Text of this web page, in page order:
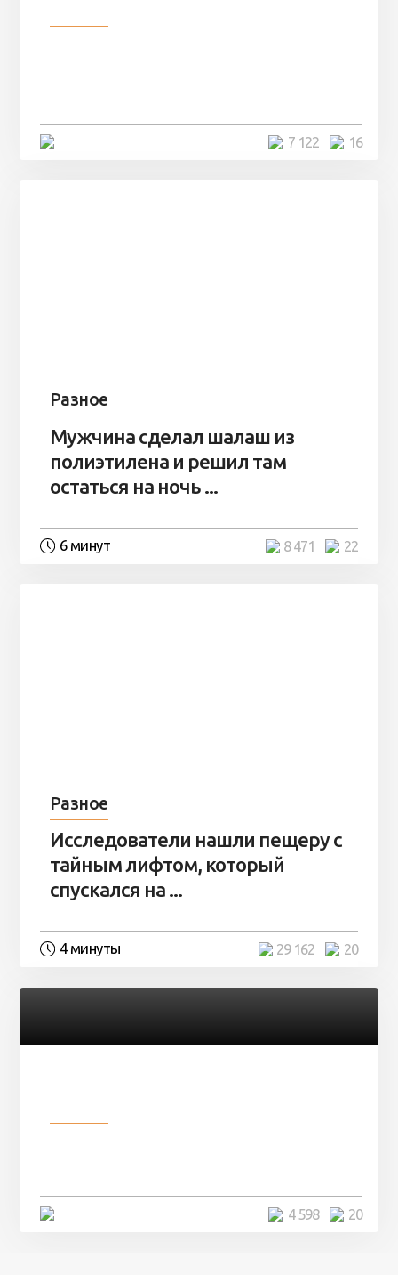
16
7 122
Разное
Мужчина сделал шалаш из
полиэтилена и решил там
остаться на ночь ...
6 минут 22
8 471
Разное
Исследователи нашли пещеру с
тайным лифтом, который
спускался на ...
4 минуты 20
29 162
20
4 598